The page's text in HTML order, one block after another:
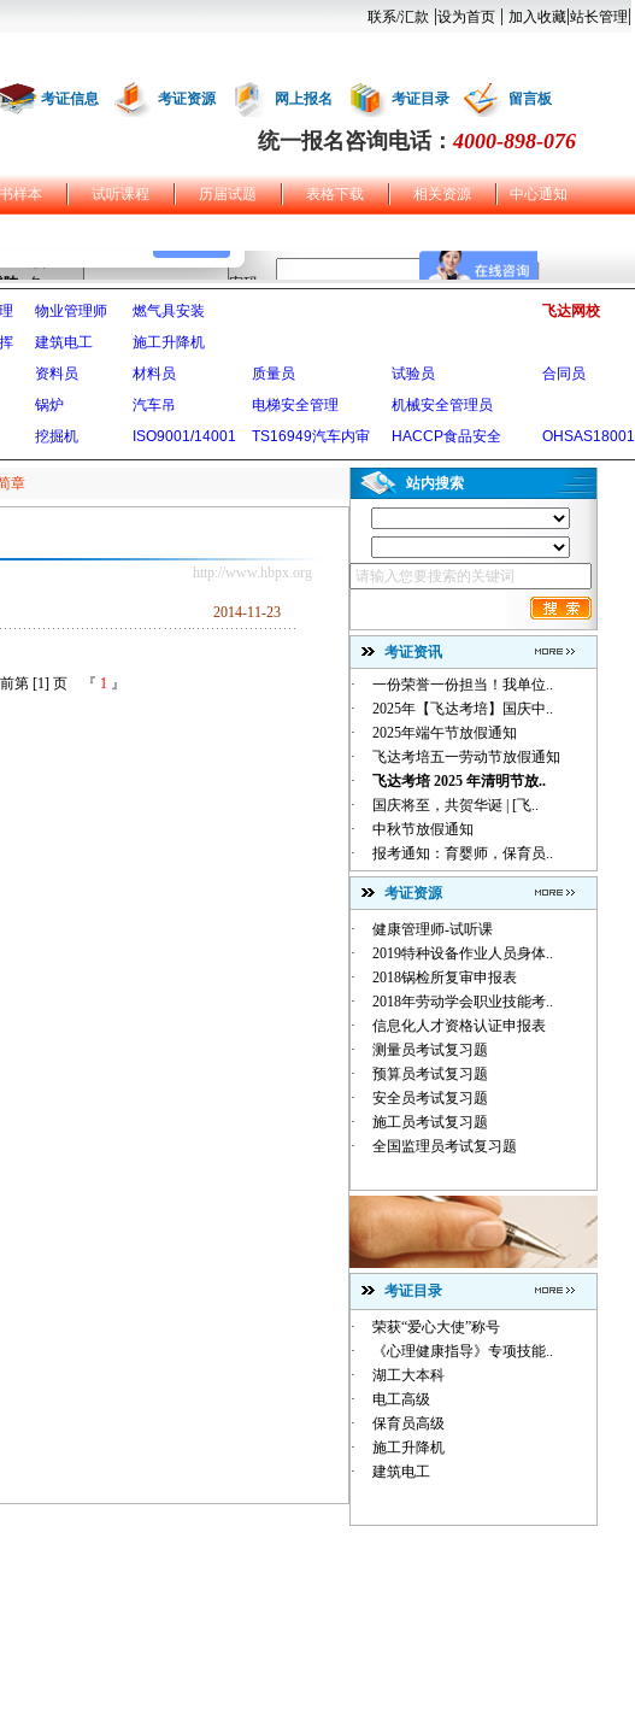
联系/汇款 |设为首页 | 加入收藏|站长管理|
考证信息 考证资源 网上报名 考证目录 留言板
统一报名咨询电话：4000-898-076
样本 试听课程 历届试题 表格下载 相关资源 中心通知
物业管理师 燃气具安装
飞达网校
建筑电工
施工升降机
资料员 材料员 质量员 试验员
合同员
锅炉 汽车吊 电梯安全管理
机械安全管理员
挖掘机 ISO9001/14001 TS16949汽车内审 HACCP食品安全 OHSAS18001
章
http://www.hbpx.org
2014-11-23
前第 [1] 页 『 1 』
站内搜索
考证资讯
·
一份荣誉一份担当！我单位..
·
2025年【飞达考培】国庆中..
·
2025年端午节放假通知
·
飞达考培五一劳动节放假通知
·
飞达考培 2025 年清明节放..
·
国庆将至，共贺华诞 | [飞..
·
中秋节放假通知
·
报考通知：育婴师，保育员..
考证资源
·
健康管理师-试听课
·
2019特种设备作业人员身体..
·
2018锅检所复审申报表
·
2018年劳动学会职业技能考..
·
信息化人才资格认证申报表
·
测量员考试复习题
·
预算员考试复习题
·
安全员考试复习题
·
施工员考试复习题
·
全国监理员考试复习题
考证目录
·
荣获“爱心大使”称号
·
《心理健康指导》专项技能..
·
湖工大本科
·
电工高级
·
保育员高级
·
施工升降机
·
建筑电工